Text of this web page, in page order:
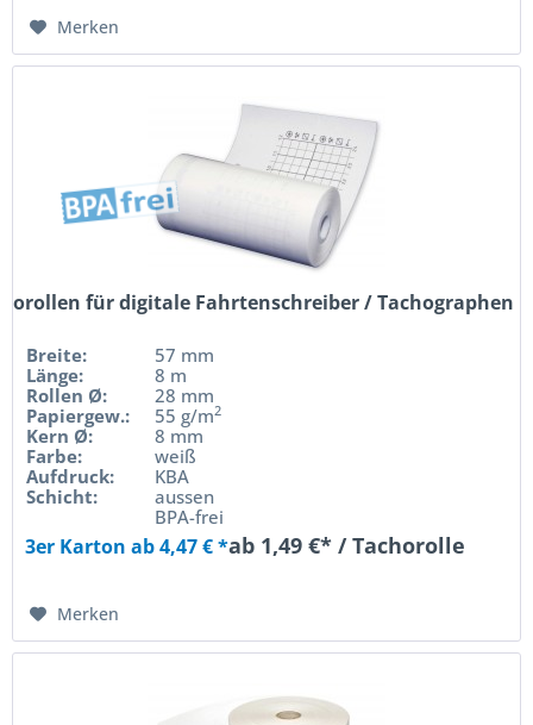
Merken
für digitale Fahrtenschreiber / Tachographen
Breite:
57 mm
Länge:
8 m
Rollen Ø:
28 mm
Papiergew.:
55 g/m2
Kern Ø:
8 mm
Farbe:
weiß
Aufdruck:
KBA
Schicht:
aussen
BPA-frei
ab 1,49 €* / Tachorolle
3er Karton ab 4,47 € *
Merken